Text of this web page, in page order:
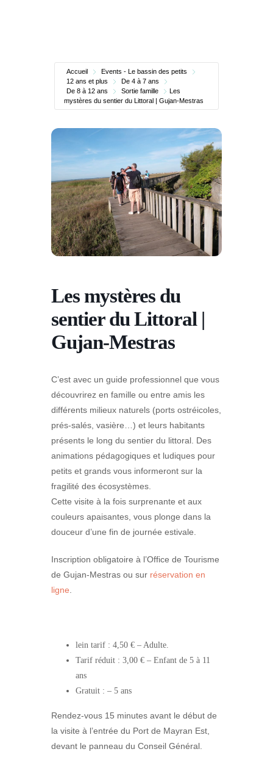
Accueil
Events - Le bassin des petits
12 ans et plus
De 4 à 7 ans
De 8 à 12 ans
Sortie famille
Les
mystères du sentier du Littoral | Gujan-Mestras
Les mystères du
sentier du Littoral |
Gujan-Mestras
C’est avec un guide professionnel que vous
découvrirez en famille ou entre amis les
différents milieux naturels (ports ostréicoles,
prés-salés, vasière…) et leurs habitants
présents le long du sentier du littoral. Des
animations pédagogiques et ludiques pour
petits et grands vous informeront sur la
fragilité des écosystèmes.
Cette visite à la fois surprenante et aux
couleurs apaisantes, vous plonge dans la
douceur d’une fin de journée estivale.
Inscription obligatoire à l’Office de Tourisme
de Gujan-Mestras ou sur réservation en
ligne.
lein tarif : 4,50 € – Adulte.
Tarif réduit : 3,00 € – Enfant de 5 à 11
ans
Gratuit : – 5 ans
Rendez-vous 15 minutes avant le début de
la visite à l’entrée du Port de Mayran Est,
devant le panneau du Conseil Général.